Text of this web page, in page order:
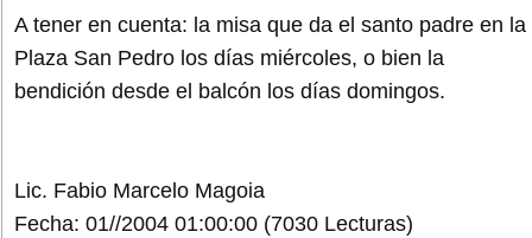
A tener en cuenta: la misa que da el santo padre en la
Plaza San Pedro los días miércoles, o bien la
bendición desde el balcón los días domingos.
Lic. Fabio Marcelo Magoia
Fecha: 01//2004 01:00:00 (7030 Lecturas)